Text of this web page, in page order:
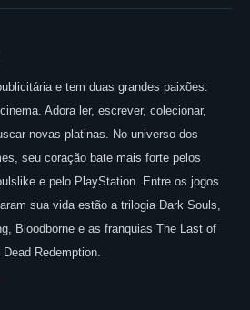
e tem duas grandes paixões:
Adora ler, escrever, colecionar,
novas platinas. No universo dos
seu coração bate mais forte pelos
e pelo PlayStation. Entre os jogos
sua vida estão a trilogia Dark Souls,
Bloodborne e as franquias The Last of
Dead Redemption.